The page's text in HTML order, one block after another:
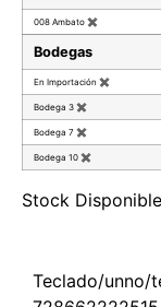
008 Ambato ✖
Bodegas
En Importación ✖
Bodega 3 ✖
Bodega 7 ✖
Bodega 10 ✖
Stock
Teclado/unno/